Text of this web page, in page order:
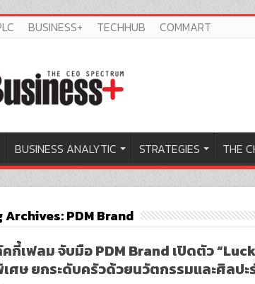
BUSINESS+ TECHHUB COMMART
BUSINESS ANALYTIC STRATEGIES THE
Archives:PDM Brand
กี้เฟลม จับมือ PDM Brand เปิดตัว
ศษ ยกระดับครัวด้วยนวัตกรรมและศิลป